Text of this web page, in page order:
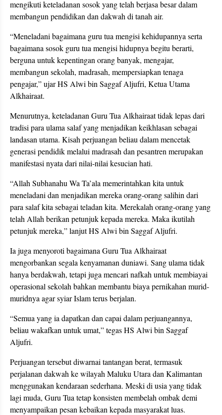
mengikuti keteladanan sosok yang telah berjasa besar dalam
membangun pendidikan dan dakwah di tanah air.
“Meneladani bagaimana guru tua mengisi kehidupannya serta
bagaimana sosok guru tua mengisi hidupnya begitu berarti,
berguna untuk kepentingan orang banyak, mengajar,
membangun sekolah, madrasah, mempersiapkan tenaga
pengajar,” ujar HS Alwi bin Saggaf Aljufri, Ketua Utama
Alkhairaat.
Menurutnya, keteladanan Guru Tua Alkhairaat tidak lepas dari
tradisi para ulama salaf yang menjadikan keikhlasan sebagai
landasan utama. Kisah perjuangan beliau dalam mencetak
generasi pendidik melalui madrasah dan pesantren merupakan
manifestasi nyata dari nilai-nilai kesucian hati.
“Allah Subhanahu Wa Ta’ala memerintahkan kita untuk
meneladani dan menjadikan mereka orang-orang salihin dari
para salaf kita sebagai teladan kita. Merekalah orang-orang yang
telah Allah berikan petunjuk kepada mereka. Maka ikutilah
petunjuk mereka,” lanjut HS Alwi bin Saggaf Aljufri.
Ia juga menyoroti bagaimana Guru Tua Alkhairaat
mengorbankan segala kenyamanan duniawi. Sang ulama tidak
hanya berdakwah, tetapi juga mencari nafkah untuk membiayai
operasional sekolah bahkan membantu biaya pernikahan murid-
muridnya agar syiar Islam terus berjalan.
“Semua yang ia dapatkan dan capai dalam perjuangannya,
beliau wakafkan untuk umat,” tegas HS Alwi bin Saggaf
Aljufri.
Perjuangan tersebut diwarnai tantangan berat, termasuk
perjalanan dakwah ke wilayah Maluku Utara dan Kalimantan
menggunakan kendaraan sederhana. Meski di usia yang tidak
lagi muda, Guru Tua tetap konsisten membelah ombak demi
menyampaikan pesan kebaikan kepada masyarakat luas.